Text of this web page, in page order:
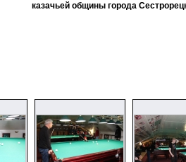
казачьей общины города